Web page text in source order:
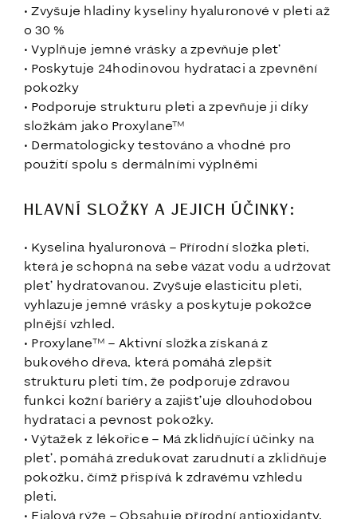
• Zvyšuje hladiny kyseliny hyaluronové v pleti až
o 30 %
• Vyplňuje jemné vrásky a zpevňuje pleť
• Poskytuje 24hodinovou hydrataci a zpevnění
pokožky
• Podporuje strukturu pleti a zpevňuje ji díky
složkám jako Proxylane™
• Dermatologicky testováno a vhodné pro
použití spolu s dermálními výplněmi
HLAVNÍ SLOŽKY A JEJICH ÚČINKY:
• Kyselina hyaluronová – Přírodní složka pleti,
která je schopná na sebe vázat vodu a udržovat
pleť hydratovanou. Zvyšuje elasticitu pleti,
vyhlazuje jemné vrásky a poskytuje pokožce
plnější vzhled.
• Proxylane™ – Aktivní složka získaná z
bukového dřeva, která pomáhá zlepšit
strukturu pleti tím, že podporuje zdravou
funkci kožní bariéry a zajišťuje dlouhodobou
hydrataci a pevnost pokožky.
• Výtažek z lékořice – Má zklidňující účinky na
pleť, pomáhá zredukovat zarudnutí a zklidňuje
pokožku, čímž přispívá k zdravému vzhledu
pleti.